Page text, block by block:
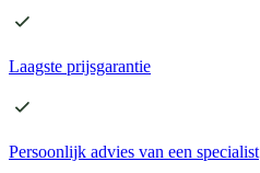
Laagste prijsgarantie
Persoonlijk advies van een specialist